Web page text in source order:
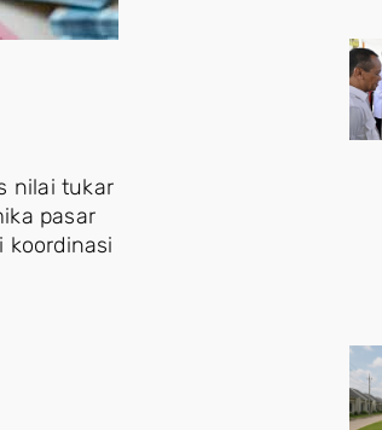
nilai tukar
pasar